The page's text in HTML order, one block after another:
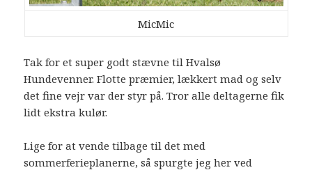
MicMic
Tak for et super godt stævne til Hvalsø
Hundevenner. Flotte præmier, lækkert mad og selv
det fine vejr var der styr på. Tror alle deltagerne fik
lidt ekstra kulør.
Lige for at vende tilbage til det med
sommerferieplanerne, så spurgte jeg her ved